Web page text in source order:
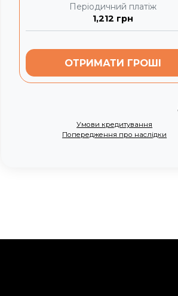
Періодичний платіж
1,212 грн
ОТРИМАТИ ГРОШІ
Умови кредитування
Попередження про наслідки